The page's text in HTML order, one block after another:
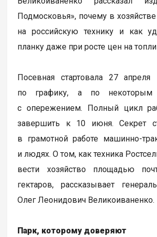
Подмосковья», почему в
на российскую технику и как
планку даже при росте цен на
Посевная стартовала 27 апреля
по графику, а по некоторым
с опережением. Полный цикл
завершить к 10 июня. Секрет
в грамотной работе машинно-
и людях. О том, как техника
вести хозяйство площадью
гектаров, рассказывает
Олег Леонидович Великоиваненко.
Парк, которому доверяют